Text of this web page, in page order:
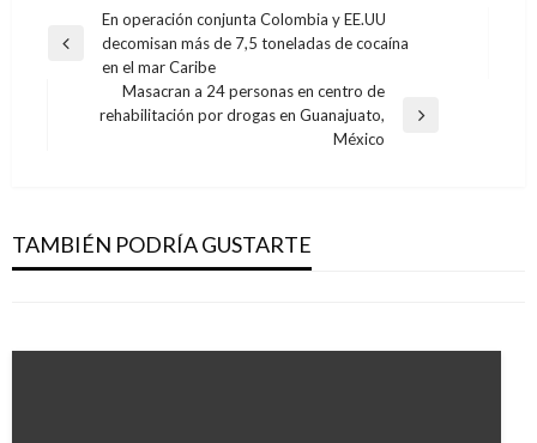
Navegación
de
entradas
Entrada
En operación conjunta Colombia y EE.UU
decomisan más de 7,5 toneladas de cocaína
en el mar Caribe
Entrada
Masacran a 24 personas en centro de
rehabilitación por drogas en Guanajuato,
México
TAMBIÉN PODRÍA GUSTARTE
Otto Bula
Manuel Reyes Beltran viernes febrero 3, 2017
relatores de la ONU en el que lo acusan de
asesinatos de exintegrantes de las Farc